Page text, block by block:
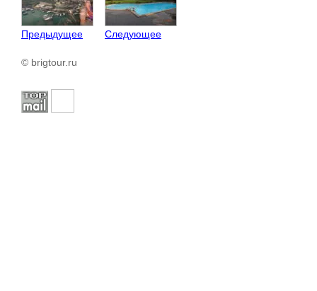
Предыдущее Следующее
© brigtour.ru